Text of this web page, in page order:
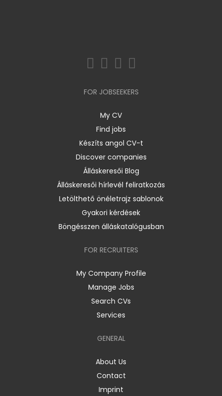
FOR JOBSEEKERS
My CV
Find jobs
Készíts angol CV-t
Discover companies
Álláskeresői Blog
Álláskeresői hírlevél feliratkozás
Letölthető önéletrajz sablonok
Gyakori kérdések
Böngésszen álláskatalógusban
FOR RECRUITERS
My Company Profile
Manage Jobs
Search CVs
Services
GENERAL
About Us
Contact
Imprint